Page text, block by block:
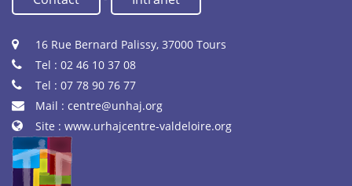
16 Rue Bernard Palissy, 37000 Tours
Tel : 02 46 10 37 08
Tel : 07 78 90 76 77
Mail : centre@unhaj.org
Site : www.urhajcentre-valdeloire.org